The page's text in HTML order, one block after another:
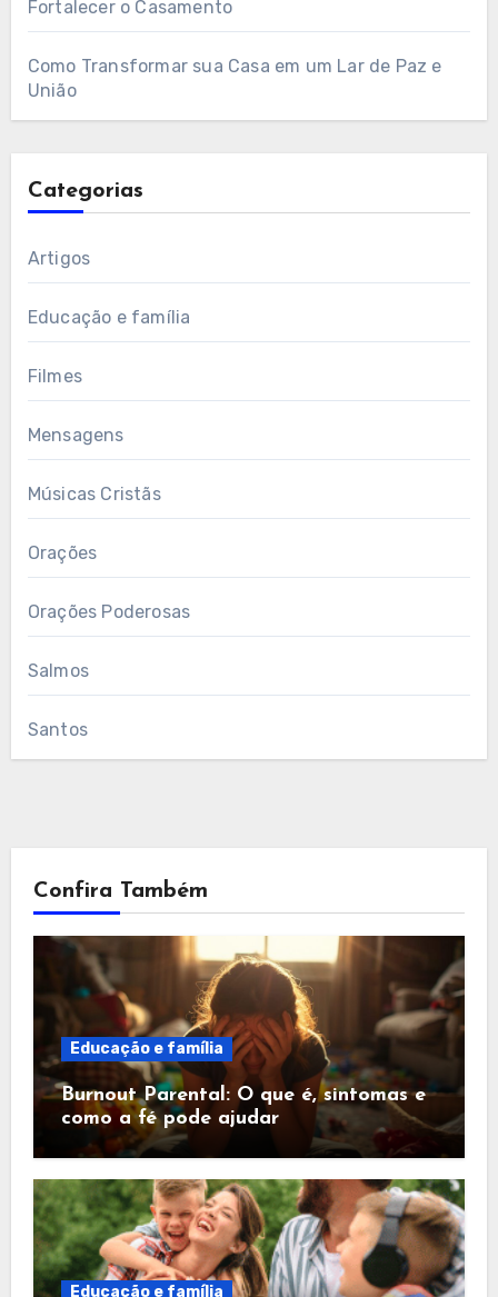
Fortalecer o Casamento
Como Transformar sua Casa em um Lar de Paz e
União
Categorias
Artigos
Educação e família
Filmes
Mensagens
Músicas Cristãs
Orações
Orações Poderosas
Salmos
Santos
Confira Também
Educação e família
Burnout Parental: O que é, sintomas e
como a fé pode ajudar
Educação e família